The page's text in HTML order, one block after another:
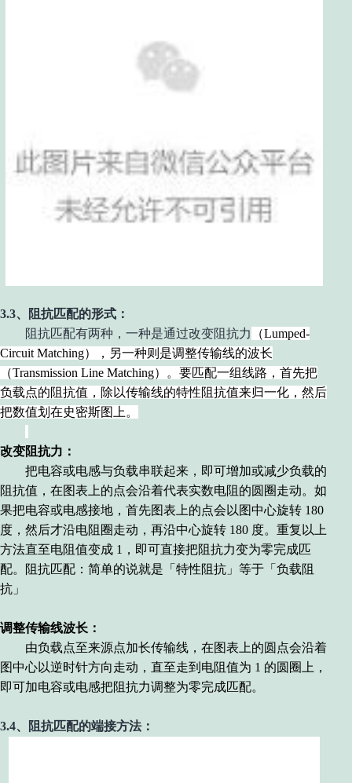
3.3、阻抗匹配的形式：
阻抗匹配有两种，一种是通过改变阻抗力
（Lumped-
Circuit Matching）， 另一种则是调整传输线的波长
（Transmission Line Matching）
。要匹配一组线路，首先把
负载点的阻抗值，除以传输线的特性阻抗值来归一化，然后
把数值划在史密斯图上。
改变阻抗力：
把电容或电感与负载串联起来，即可增加或减少负载的
阻抗值，在图表上的点会沿着代表实数电阻的圆圈走动。如
果把电容或电感接地，首先图表上的点会以图中心旋转 180
度，然后才沿电阻圈走动，再沿中心旋转 180 度。重复以上
方法直至电阻值变成 1 ，即可直接把阻抗力变为零完成匹
配。阻抗匹配：简单的说就是「特性阻抗」等于「负载阻
抗」
调整传输线波长：
由负载点至来源点加长传输线，在图表上的圆点会沿着
图中心以逆时针方向走动，直至走到电阻值为 1 的圆圈上，
即可加电容或电感把阻抗力调整为零完成匹配。
3.4、阻抗匹配的端接方法：